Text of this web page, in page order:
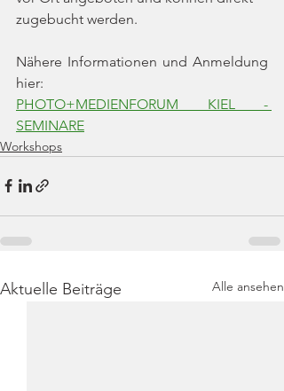
zugebucht werden.
Nähere Informationen und Anmeldung
hier:
PHOTO+MEDIENFORUM KIEL -
SEMINARE
Workshops
Aktuelle Beiträge Alle ansehen